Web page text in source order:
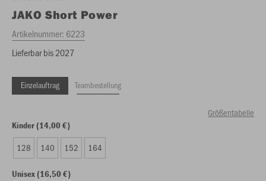
JAKO Short Power
Artikelnummer: 6223
Lieferbar bis 2027
Einzelauftrag Teambestellung
Größentabelle
Kinder (14,00 €)
128 140 152 164
Unisex (16,50 €)